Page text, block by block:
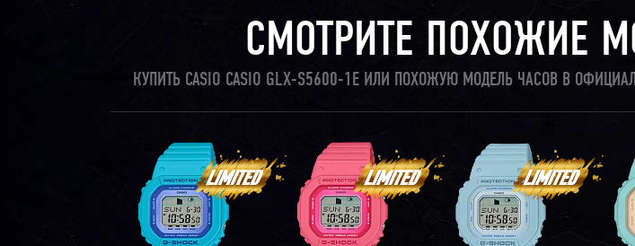
СМОТРИТЕ ПОХОЖИЕ
КУПИТЬ CASIO CASIO GLX-S5600-1E ИЛИ ПОХОЖУЮ МОДЕЛЬ ЧАСОВ В